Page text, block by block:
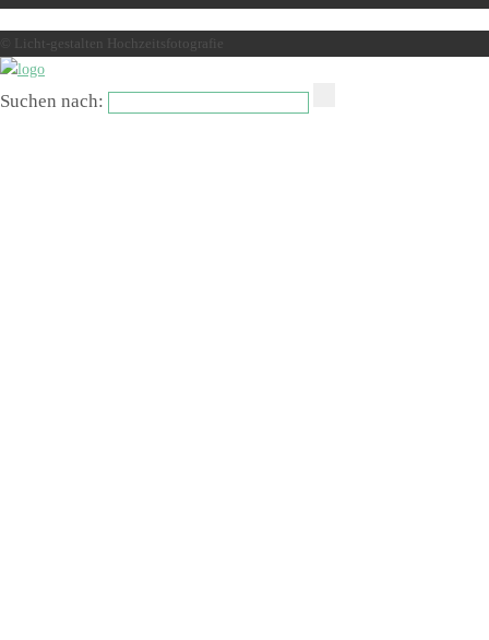
© Licht-gestalten Hochzeitsfotografie
Suchen nach: